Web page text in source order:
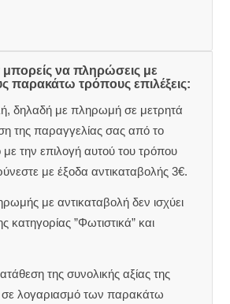
να πληρώσεις με
παρακάτω τρόπους επιλέξεις:
δηλαδή με πληρωμή σε μετρητά
της παραγγελίας σας από το
την επιλογή αυτού του τρόπου
με έξοδα αντικαταβολής 3€.
με αντικαταβολή δεν ισχύει
κατηγορίας ”Φωτιστικά” και
της συνολικής αξίας της
σε λογαριασμό των παρακάτω